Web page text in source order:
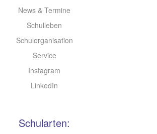
News & Termine
Schulleben
Schulorganisation
Service
Instagram
LinkedIn
Schularten: